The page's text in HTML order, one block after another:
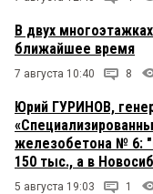
В двух
ближайшее время
7 августа 10:40 8
Юрий ГУРИНОВ,
железобетона № 6:
150 тыс., а в
5 августа 19:03 1